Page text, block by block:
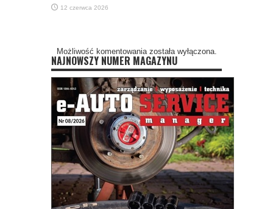
12 czerwca 2026
Możliwość komentowania została wyłączona.
NAJNOWSZY NUMER MAGAZYNU